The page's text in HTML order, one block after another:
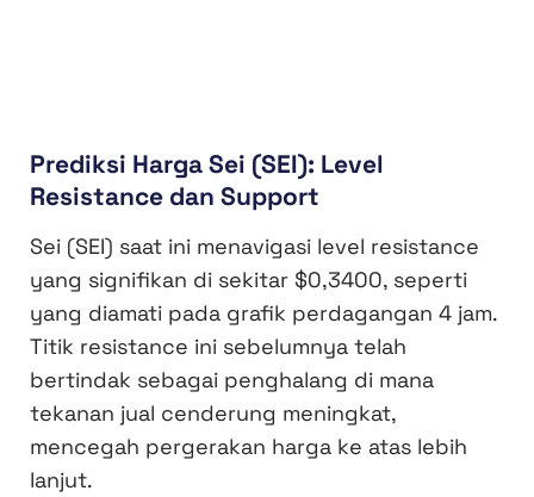
Prediksi Harga Sei (SEI): Level
Resistance dan Support
Sei (SEI) saat ini menavigasi level resistance
yang signifikan di sekitar $0,3400, seperti
yang diamati pada grafik perdagangan 4 jam.
Titik resistance ini sebelumnya telah
bertindak sebagai penghalang di mana
tekanan jual cenderung meningkat,
mencegah pergerakan harga ke atas lebih
lanjut.